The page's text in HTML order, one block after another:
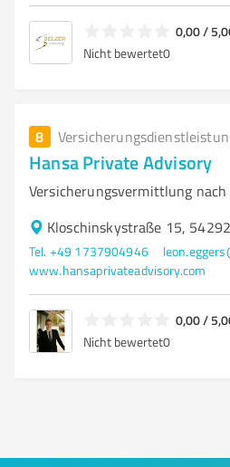
0,00 /
Nicht bewertet0
8
Hansa Private Advisory
Versicherungsvermittlung nach
Kloschinskystraße 15,
Tel. +49 1737904946
www.hansaprivateadvisory.com
0,00 /
Nicht bewertet0